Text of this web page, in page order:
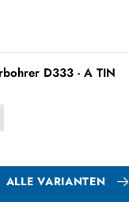
D333 - A TIN
ALLE VARIANTEN